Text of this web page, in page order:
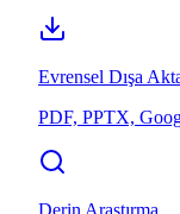
Evrensel Dışa
PDF, PPTX,
Derin Araştırma